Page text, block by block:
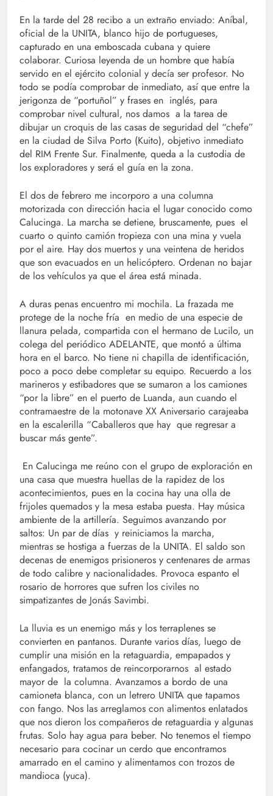
En la tarde del 28 recibo a un extraño enviado: Aníbal,
oficial de la UNITA, blanco hijo de portugueses,
capturado en una emboscada cubana y quiere
colaborar. Curiosa leyenda de un hombre que había
servido en el ejército colonial y decía ser profesor. No
todo se podía comprobar de inmediato, así que entre la
jerigonza de “portuñol” y frases en inglés, para
comprobar nivel cultural, nos damos a la tarea de
dibujar un croquis de las casas de seguridad del “chefe”
en la ciudad de Silva Porto (Kuito), objetivo inmediato
del RIM Frente Sur. Finalmente, queda a la custodia de
los exploradores y será el guía en la zona.
El dos de febrero me incorporo a una columna
motorizada con dirección hacia el lugar conocido como
Calucinga. La marcha se detiene, bruscamente, pues el
cuarto o quinto camión tropieza con una mina y vuela
por el aire. Hay dos muertos y una veintena de heridos
que son evacuados en un helicóptero. Ordenan no bajar
de los vehículos ya que el área está minada.
A duras penas encuentro mi mochila. La frazada me
protege de la noche fría en medio de una especie de
llanura pelada, compartida con el hermano de Lucilo, un
colega del periódico ADELANTE, que montó a última
hora en el barco. No tiene ni chapilla de identificación,
poco a poco debe completar su equipo. Recuerdo a los
marineros y estibadores que se sumaron a los camiones
“por la libre” en el puerto de Luanda, aun cuando el
contramaestre de la motonave XX Aniversario carajeaba
en la escalerilla “Caballeros que hay que regresar a
buscar más gente”.
En Calucinga me reúno con el grupo de exploración en
una casa que muestra huellas de la rapidez de los
acontecimientos, pues en la cocina hay una olla de
frijoles quemados y la mesa estaba puesta. Hay música
ambiente de la artillería. Seguimos avanzando por
saltos: Un par de días y reiniciamos la marcha,
mientras se hostiga a fuerzas de la UNITA. El saldo son
decenas de enemigos prisioneros y centenares de armas
de todo calibre y nacionalidades. Provoca espanto el
rosario de horrores que sufren los civiles no
simpatizantes de Jonás Savimbi.
La lluvia es un enemigo más y los terraplenes se
convierten en pantanos. Durante varios días, luego de
cumplir una misión en la retaguardia, empapados y
enfangados, tratamos de reincorporarnos al estado
mayor de la columna. Avanzamos a bordo de una
camioneta blanca, con un letrero UNITA que tapamos
con fango. Nos las arreglamos con alimentos enlatados
que nos dieron los compañeros de retaguardia y algunas
frutas. Solo hay agua para beber. No tenemos el tiempo
necesario para cocinar un cerdo que encontramos
amarrado en el camino y alimentamos con trozos de
mandioca (yuca).